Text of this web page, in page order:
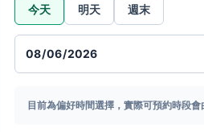
今天 明天 週末
目前為偏好時間選擇，實際可預約時段